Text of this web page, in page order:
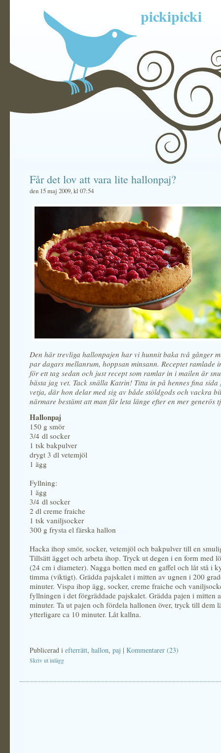
pickipicki
Får det lov att vara lite hallonpaj?
den 15 maj 2009, kl 07:54
Den här trevliga hallonpajen har vi hunnit baka två gånger
par dagars mellanrum, hoppsan minsann. Receptet ramlade
för ett tag sedan och just recept som ramlar in i mailen är
bästa jag vet. Tack snälla Katrin! Titta in på hennes fina sida
vetja, där hon delar med sig av både stöldgods och vackra
närmare bestämt att man får leta länge efter en mer generös
Hallonpaj
150 g smör
3/4 dl socker
1 tsk bakpulver
drygt 3 dl vetemjöl
1 ägg
Fyllning:
1 ägg
3/4 dl socker
2 dl creme fraiche
1 tsk vaniljsocker
300 g frysta el färska hallon
Hacka ihop smör, socker, vetemjöl och bakpulver till en
Tillsätt ägget och arbeta ihop. Tryck ut degen i en form med
(24 cm i diameter). Nagga botten med en gaffel och låt stå i
timma (viktigt). Grädda pajskalet i mitten av ugnen i 200
minuter. Vispa ihop ägg, socker, creme fraiche och
fyllningen i det förgräddade pajskalet. Grädda pajen i mitten
minuter. Ta ut pajen och fördela hallonen över, tryck till dem
ytterligare ca 10 minuter. Låt kallna.
Publicerad i efterrätt, hallon, paj | Kommentarer (23)
Skriv ut inlägg